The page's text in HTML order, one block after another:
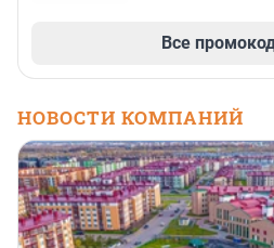
Все
НОВОСТИ КОМПАНИЙ